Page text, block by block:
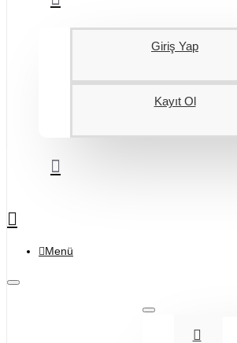
Giriş Yap
Kayıt Ol
Menü